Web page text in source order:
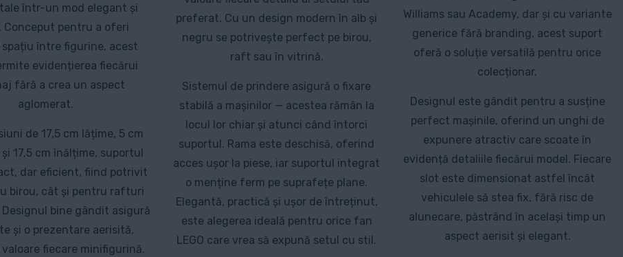
într-un mod elegant și
Conceput pentru a oferi
între figurine, acest
evidențierea fiecărui
fără a crea un aspect
aglomerat.
de 17,5 cm lățime, 5 cm
17,5 cm înălțime, suportul
dar eficient, fiind potrivit
birou, cât și pentru rafturi
bine gândit asigură
și o prezentare aerisită,
fiecare minifigurină.
preferat. Cu un design modern în alb și
negru se potrivește perfect pe birou,
raft sau în vitrină.
Sistemul de prindere asigură o fixare
stabilă a mașinilor — acestea rămân la
locul lor chiar și atunci când întorci
suportul. Rama este deschisă, oferind
acces ușor la piese, iar suportul integrat
o menține ferm pe suprafețe plane.
Elegantă, practică și ușor de întreținut,
este alegerea ideală pentru orice fan
LEGO care vrea să expună setul cu stil.
Williams sau Academy, dar și cu variante
generice fără branding, acest suport
oferă o soluție versatilă pentru orice
colecționar.
Designul este gândit pentru a susține
perfect mașinile, oferind un unghi de
expunere atractiv care scoate în
evidență detaliile fiecărui model. Fiecare
slot este dimensionat astfel încât
vehiculele să stea fix, fără risc de
alunecare, păstrând în același timp un
aspect aerisit și elegant.